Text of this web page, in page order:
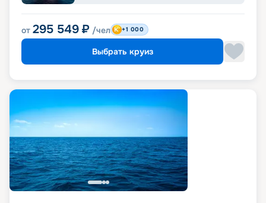
от 295 549 ₽ /чел +1 000
Выбрать круиз